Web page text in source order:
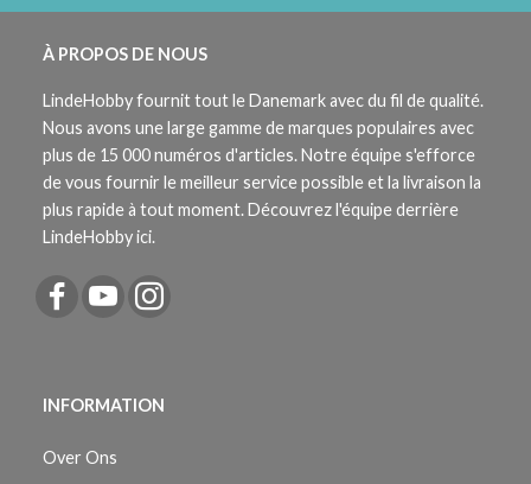
À PROPOS DE NOUS
LindeHobby fournit tout le Danemark avec du fil de qualité.
Nous avons une large gamme de marques populaires avec
plus de 15 000 numéros d'articles. Notre équipe s'efforce
de vous fournir le meilleur service possible et la livraison la
plus rapide à tout moment. Découvrez l'équipe derrière
LindeHobby ici.
INFORMATION
Over Ons